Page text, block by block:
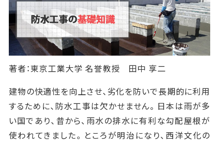
著者：東京工業大学 名誉教授 田中 享二
建物の快適性を向上させ、劣化を防いで長期的に利用
するために、防水工事は欠かせません。日本は雨が多
い国であり、昔から、雨水の排水に有利な勾配屋根が
使われてきました。ところが明治になり、西洋文化の